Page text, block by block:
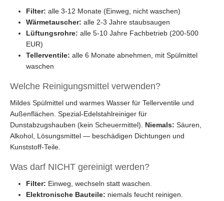
Filter: alle 3-12 Monate (Einweg, nicht waschen)
Wärmetauscher: alle 2-3 Jahre staubsaugen
Lüftungsrohre: alle 5-10 Jahre Fachbetrieb (200-500
EUR)
Tellerventile: alle 6 Monate abnehmen, mit Spülmittel
waschen
Welche Reinigungsmittel verwenden?
Mildes Spülmittel und warmes Wasser für Tellerventile und
Außenflächen. Spezial-Edelstahlreiniger für
Dunstabzugshauben (kein Scheuermittel). Niemals: Säuren,
Alkohol, Lösungsmittel — beschädigen Dichtungen und
Kunststoff-Teile.
Was darf NICHT gereinigt werden?
Filter: Einweg, wechseln statt waschen.
Elektronische Bauteile: niemals feucht reinigen.